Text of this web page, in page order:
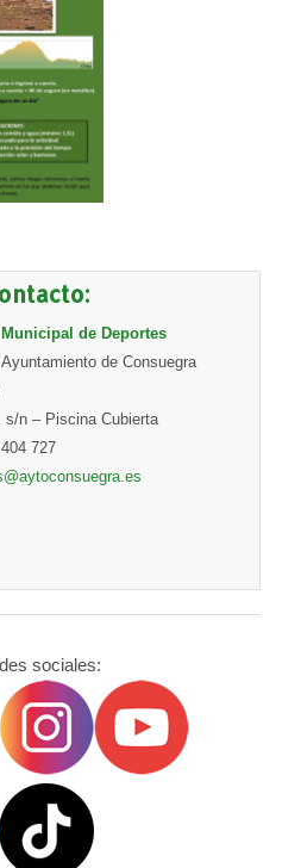
de Deportes
de Consuegra
s/n – Piscina Cubierta
727
sociales: